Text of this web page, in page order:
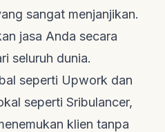
sangat menjanjikan.
jasa Anda secara
seluruh dunia.
seperti Upwork dan
seperti Sribulancer,
klien tanpa